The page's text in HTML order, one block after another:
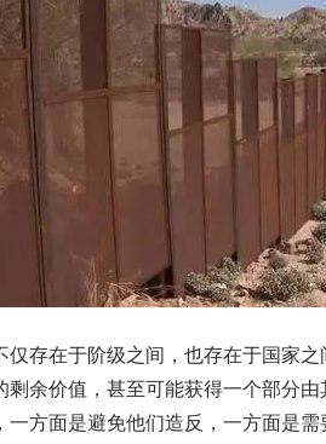
仅存在于阶级之间，也存在于国家
剩余价值，甚至可能获得一个部分
方面是避免他们造反，一方面是需